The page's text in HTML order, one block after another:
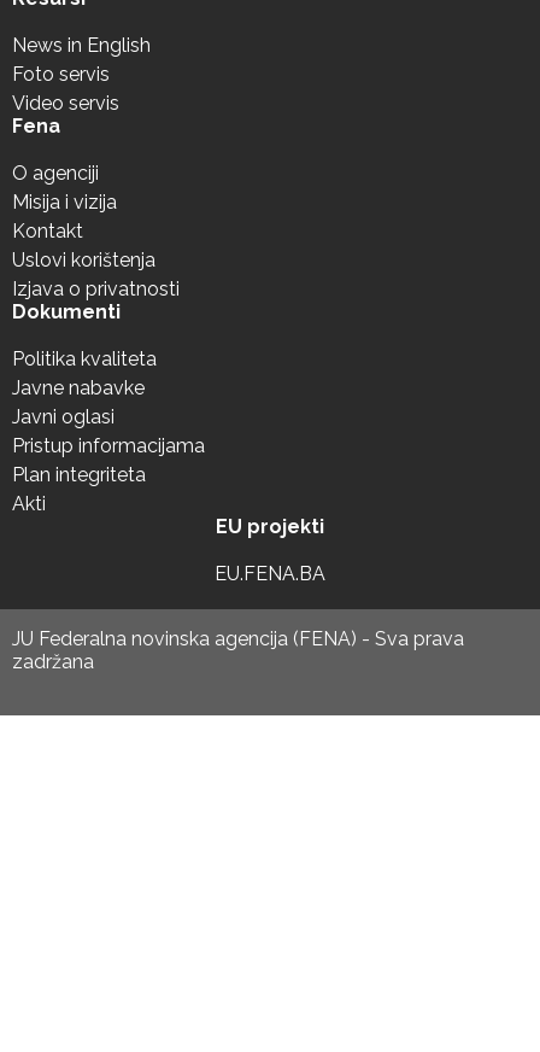
News in English
Foto servis
Video servis
Fena
O agenciji
Misija i vizija
Kontakt
Uslovi korištenja
Izjava o privatnosti
Dokumenti
Politika kvaliteta
Javne nabavke
Javni oglasi
Pristup informacijama
Plan integriteta
Akti
EU projekti
EU.FENA.BA
JU Federalna novinska agencija (FENA) - Sva prava
zadržana